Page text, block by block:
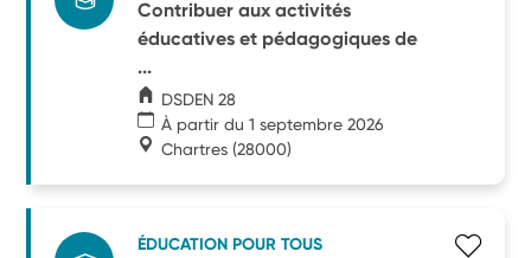
Contribuer aux activités
éducatives et pédagogiques de
...
DSDEN 28
À partir du 1 septembre 2026
Chartres (28000)
ÉDUCATION POUR TOUS